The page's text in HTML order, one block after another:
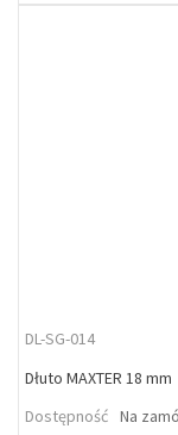
DL-SG-014
Dłuto MAXTER 18 mm
Dostępność Na